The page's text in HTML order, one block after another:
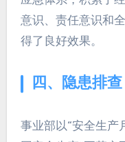
意识、责任意识和
得了良好效果。
四、隐患排
事业部以“安全生产